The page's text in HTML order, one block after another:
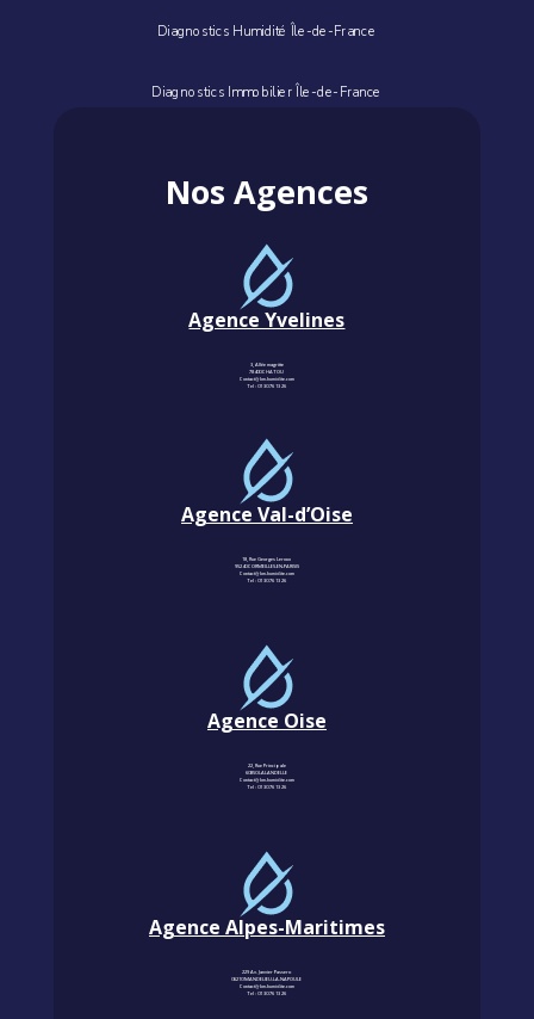
Diagnostics Humidité Île-de-France
Diagnostics Immobilier Île-de-France
Nos Agences
Agence Yvelines
3, Allée magritte
78400 CHATOU
Contact@km-humidite.com
Tel :01 30 76 13 26
Agence Val-d’Oise
18, Rue Georges Leroux
95240 CORMEILLES-EN-PARISIS
Contact@km-humidite.com
Tel :01 30 76 13 26
Agence Oise
22, Rue Principale
60850 LALANDELLE
Contact@km-humidite.com
Tel :01 30 76 13 26
Agence Alpes-Maritimes
229 Av. Janvier Passero
06210 MANDELIEU-LA-NAPOULE
Contact@km-humidite.com
Tel :01 30 76 13 26